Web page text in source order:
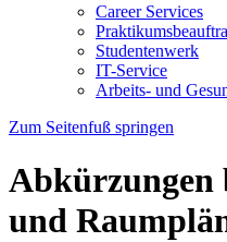
Career Services
Studentenwerk
IT-Service
Arbeits- und
Zum Seitenfuß springen
Abkürzungen
und